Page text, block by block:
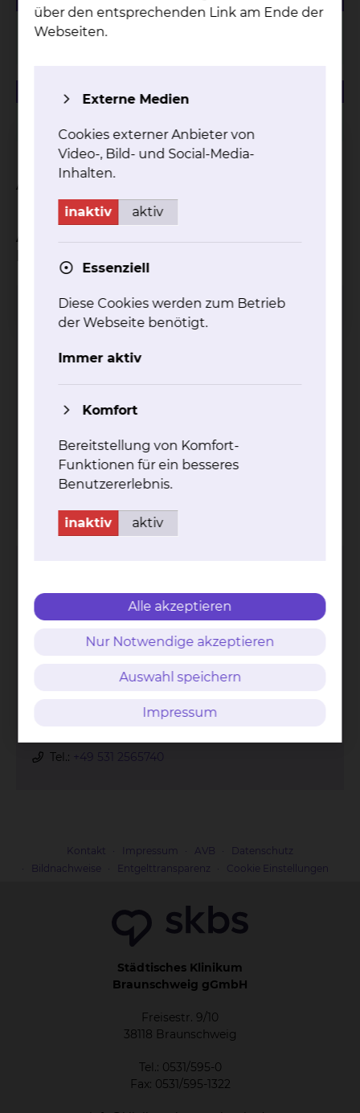
Fragenkatalog "Menschen mit Demenz im
Krankenhaus"
Ansprechpartner
Ansprechpartner und Hilfen in den
Gerontopsychiatrische Beratungsstelle
Trifftweg 73, 38118 Braunschweig
Tel.: +49 531 2565740
Kontakt Impressum AVB
Datenschutz
Bildnachweise
Entgelttransparenz Cookie Einstellungen
Städtisches Klinikum
Braunschweig gGmbH
Freisestr. 9/10
38118 Braunschweig
Tel.: 0531/595-0
Fax: 0531/595-1322
über den entsprechenden Link am Ende der
Webseiten.
Externe Medien
Cookies externer Anbieter von
Video-, Bild- und Social-Media-
Inhalten.
inaktiv aktiv
Essenziell
Diese Cookies werden zum Betrieb
der Webseite benötigt.
Immer aktiv
Komfort
Bereitstellung von Komfort-
Funktionen für ein besseres
Benutzererlebnis.
inaktiv aktiv
Alle akzeptieren
Nur Notwendige akzeptieren
Auswahl speichern
Impressum